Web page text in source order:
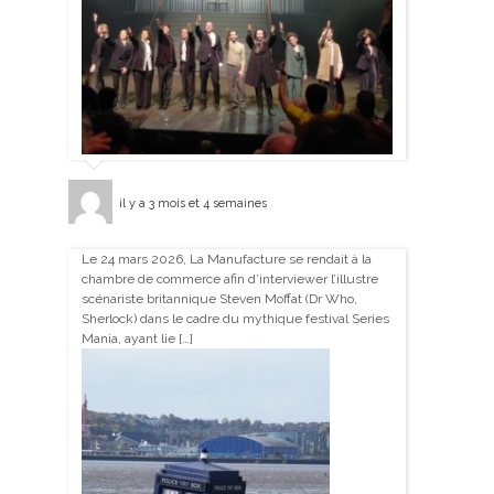
il y a 3 mois et 4 semaines
Le 24 mars 2026, La Manufacture se rendait à la
chambre de commerce afin d’interviewer l’illustre
scénariste britannique Steven Moffat (Dr Who,
Sherlock) dans le cadre du mythique festival Series
Mania, ayant lie […]